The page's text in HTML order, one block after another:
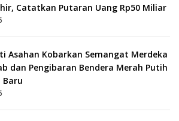
Catatkan Putaran Uang Rp50 Miliar
Asahan Kobarkan Semangat Merdeka
dan Pengibaran Bendera Merah Putih
Baru